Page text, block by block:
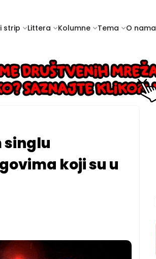
strip Littera Kolumne Tema O nama
singlu
koji su u